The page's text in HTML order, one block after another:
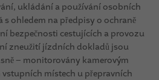
ukládání a používání osobních
ohledem na předpisy o ochraně
bezpečnosti cestujících a provozu
zneužití jízdních dokladů jsou
– monitorovány kamerovým
vstupních místech u přepravních